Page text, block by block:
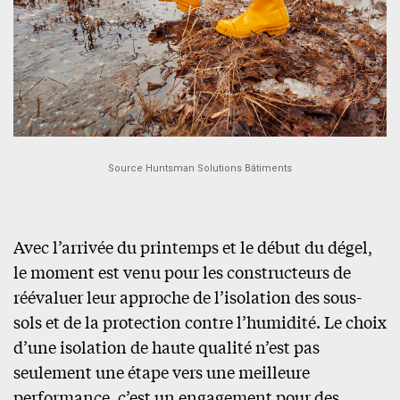
Source Huntsman Solutions Bâtiments
Avec l’arrivée du printemps et le début du dégel,
le moment est venu pour les constructeurs de
réévaluer leur approche de l’isolation des sous-
sols et de la protection contre l’humidité. Le choix
d’une isolation de haute qualité n’est pas
seulement une étape vers une meilleure